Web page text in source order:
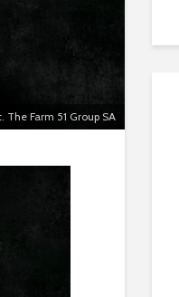
The Farm 51 Group SA